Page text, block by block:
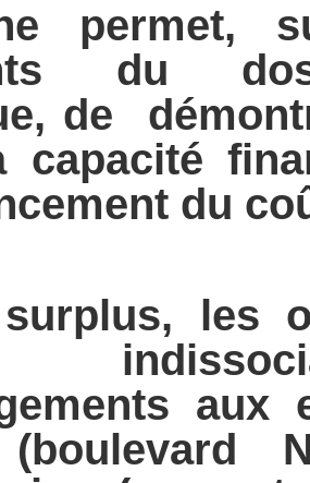
permet,
du
de
capacité
du
les
aux
(boulevard